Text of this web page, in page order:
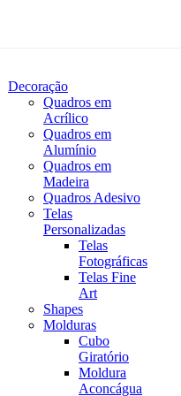
Decoração
Quadros em
Acrílico
Quadros em
Alumínio
Quadros em
Madeira
Quadros Adesivo
Telas
Personalizadas
Telas
Fotográficas
Telas Fine
Art
Shapes
Molduras
Cubo
Giratório
Moldura
Aconcágua